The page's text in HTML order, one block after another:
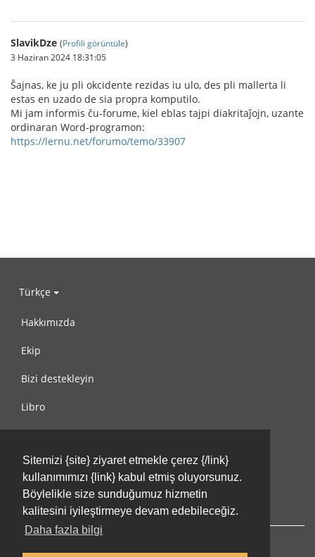
Sitemizi {site} ziyaret etmekle çerez {/link}
kullanımımızı {link} kabul etmiş oluyorsunuz.
Böylelikle size sunduğumuz hizmetin
kalitesini iyileştirmeye devam edebileceğiz.
Daha fazla bilgi
SlavikDze (Profili görüntüle)
3 Haziran 2024 18:31:05
Ŝajnas, ke ju pli okcidente rezidas iu ulo, des pli mallerta li
estas en uzado de sia propra komputilo.
Mi jam informis ĉu-forume, kiel eblas tajpi diakritaĵojn, uzante
ordinaran Word-programon:
https://lernu.net/forumo/temo/33907
Türkçe
Hakkımızda
Ekip
Bizi destekleyin
Libro
Kullanım Koşulları
Bize ulaşın